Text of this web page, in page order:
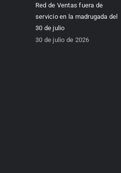
Red de Ventas fuera de
servicio en la madrugada del
30 de julio
30 de julio de 2026